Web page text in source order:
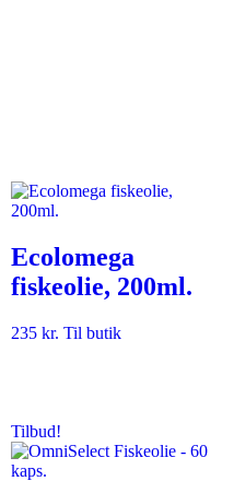
Ecolomega
fiskeolie, 200ml.
235 kr. Til butik
Tilbud!